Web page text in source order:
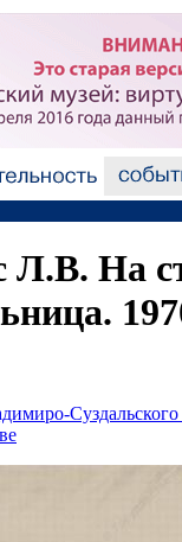
Л.В. На
Суздальского